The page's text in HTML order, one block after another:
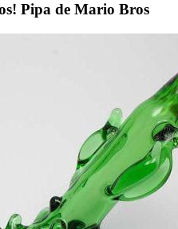
Pipa de Mario Bros